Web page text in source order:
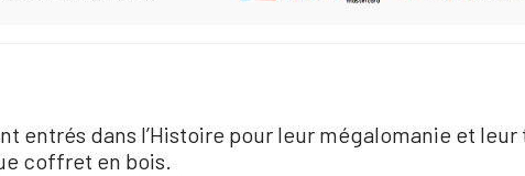
entrés dans l’Histoire pour leur mégalomanie et
coffret en bois.